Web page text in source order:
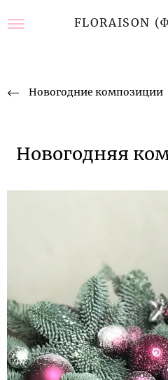
FLORAISON
Новогодние композиции
Новогодняя